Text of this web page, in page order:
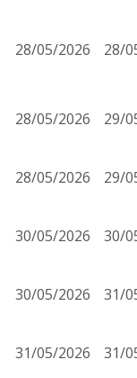
28/05/2026 28/
28/05/2026 29/
28/05/2026 29/
30/05/2026 30/
30/05/2026 31/
31/05/2026 31/